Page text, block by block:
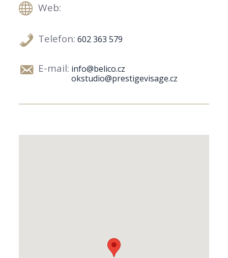
Web:
Telefon: 602 363 579
E-mail: info@belico.cz
okstudio@prestigevisage.cz